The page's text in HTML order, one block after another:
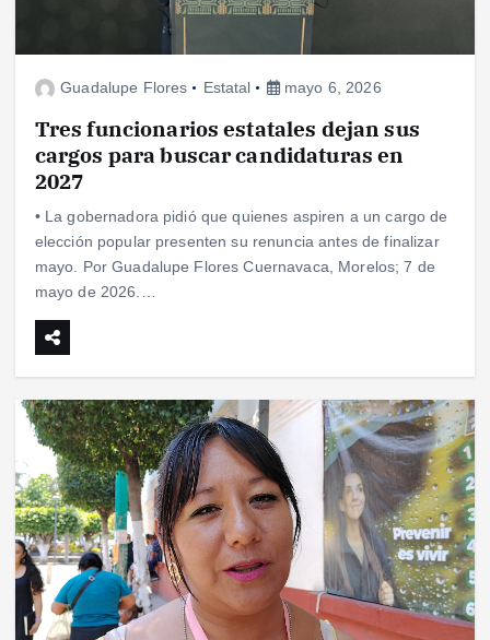
Guadalupe Flores Estatal mayo 6, 2026
Tres funcionarios estatales dejan sus
cargos para buscar candidaturas en
2027
• La gobernadora pidió que quienes aspiren a un cargo de
elección popular presenten su renuncia antes de finalizar
mayo. Por Guadalupe Flores Cuernavaca, Morelos; 7 de
mayo de 2026.…